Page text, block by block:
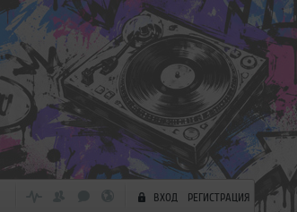
ВХОД РЕГИСТРАЦИЯ